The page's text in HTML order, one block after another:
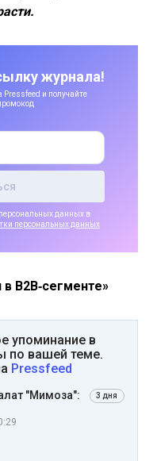
журнала!
и получайте
данных в
персональных данных
B2B‑сегменте»
упоминание в
по вашей теме.
Pressfeed
"Мимоза":
3 дня